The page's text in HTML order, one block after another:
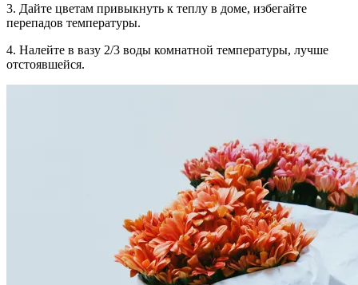
3. Дайте цветам привыкнуть к теплу в доме, избегайте
перепадов температуры.
4. Налейте в вазу 2/3 воды комнатной температуры, лучше
отстоявшейся.